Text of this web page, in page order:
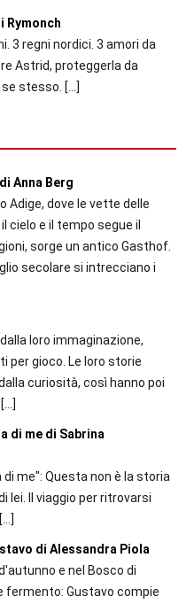
Rymonch
3 regni nordici. 3 amori da
Astrid, proteggerla da
stesso. […]
Anna Berg
Adige, dove le vette delle
cielo e il tempo segue il
sorge un antico Gasthof.
secolare si intrecciano i
loro immaginazione,
per gioco. Le loro storie
curiosità, così hanno poi
[…]
di me di Sabrina
di me": Questa non è la storia
lei. Il viaggio per ritrovarsi
[…]
di Alessandra Piola
e nel Bosco di
fermento: Gustavo compie